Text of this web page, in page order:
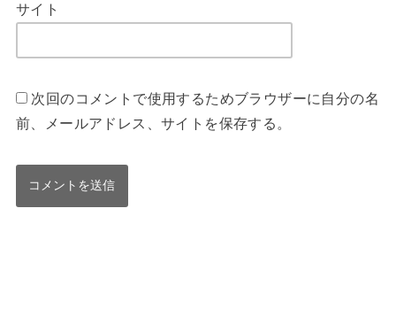
サイト
次回のコメントで使用するためブラウザーに自分の名
前、メールアドレス、サイトを保存する。